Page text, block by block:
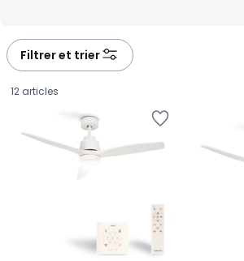
Filtrer et trier
12 articles